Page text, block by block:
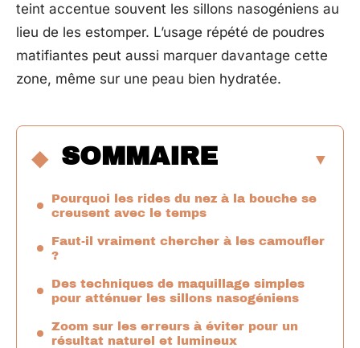
teint accentue souvent les sillons nasogéniens au
lieu de les estomper. L’usage répété de poudres
matifiantes peut aussi marquer davantage cette
zone, même sur une peau bien hydratée.
SOMMAIRE
Pourquoi les rides du nez à la bouche se
creusent avec le temps
Faut-il vraiment chercher à les camoufler
?
Des techniques de maquillage simples
pour atténuer les sillons nasogéniens
Zoom sur les erreurs à éviter pour un
résultat naturel et lumineux